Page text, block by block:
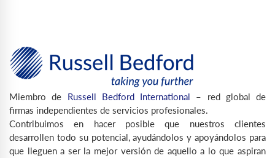
Miembro de Russell Bedford International – red global de
firmas independientes de servicios profesionales.
Contribuimos en hacer posible que nuestros clientes
desarrollen todo su potencial, ayudándolos y apoyándolos para
que lleguen a ser la mejor versión de aquello a lo que aspiran